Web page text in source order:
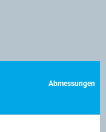
Abmessungen